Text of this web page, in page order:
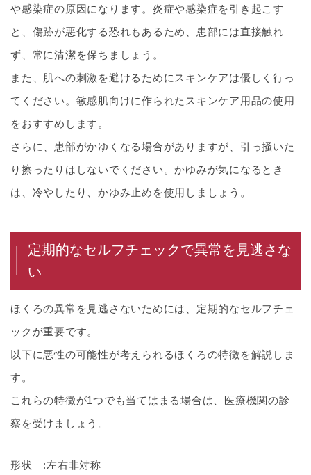
や感染症の原因になります。炎症や感染症を引き起こす
と、傷跡が悪化する恐れもあるため、患部には直接触れ
ず、常に清潔を保ちましょう。
また、肌への刺激を避けるためにスキンケアは優しく行っ
てください。敏感肌向けに作られたスキンケア用品の使用
をおすすめします。
さらに、患部がかゆくなる場合がありますが、引っ掻いた
り擦ったりはしないでください。かゆみが気になるとき
は、冷やしたり、かゆみ止めを使用しましょう。
定期的なセルフチェックで異常を見逃さな
い
ほくろの異常を見逃さないためには、定期的なセルフチェ
ックが重要です。
以下に悪性の可能性が考えられるほくろの特徴を解説しま
す。
これらの特徴が1つでも当てはまる場合は、医療機関の診
察を受けましょう。
形状 :左右非対称